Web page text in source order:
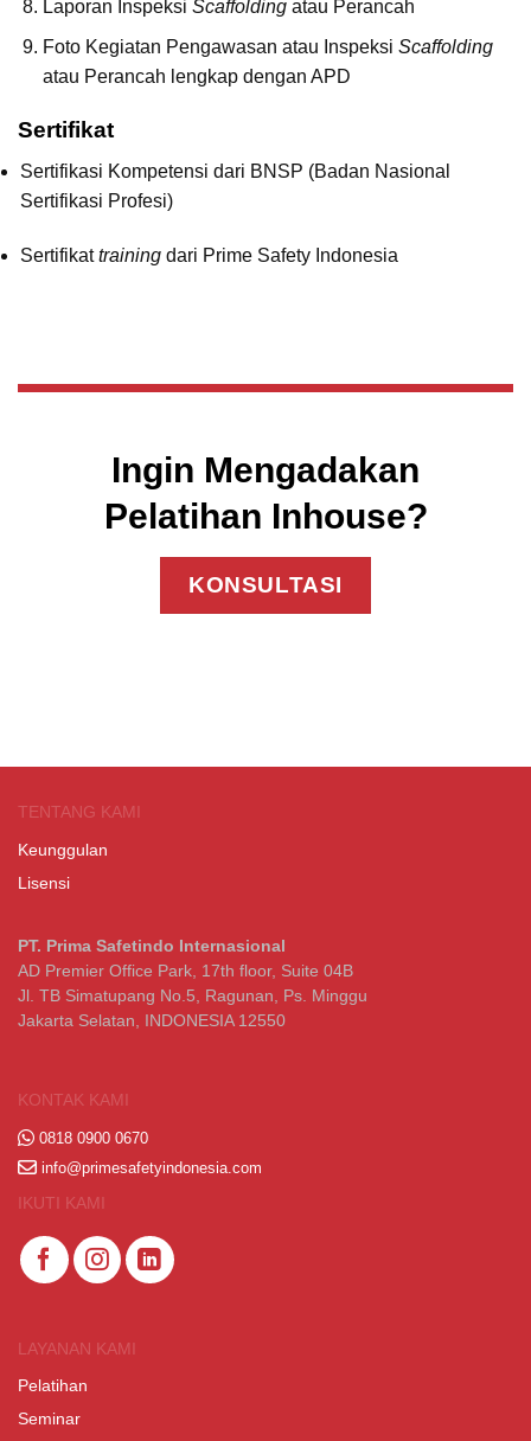
Laporan Inspeksi Scaffoldingatau Perancah
Foto Kegiatan Pengawasan atau Inspeksi Scaffolding
atau Perancah lengkap dengan APD
Sertifikat
Sertifikasi Kompetensi dari BNSP (Badan Nasional
Sertifikasi Profesi)
Sertifikattrainingdari Prime Safety Indonesia
Ingin Mengadakan
Pelatihan Inhouse?
KONSULTASI
TENTANG KAMI
Keunggulan
Lisensi
PT. Prima Safetindo Internasional
AD Premier Office Park, 17th floor, Suite 04B
Jl. TB Simatupang No.5, Ragunan, Ps. Minggu
Jakarta Selatan, INDONESIA 12550
KONTAK KAMI
0818 0900 0670
info@primesafetyindonesia.com
IKUTI KAMI
LAYANAN KAMI
Pelatihan
Seminar